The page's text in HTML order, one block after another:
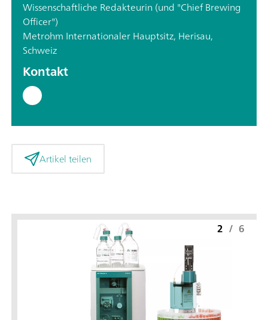
Wissenschaftliche Redakteurin (und "Chief Brewing
Officer")
Metrohm Internationaler Hauptsitz, Herisau,
Schweiz
Kontakt
Artikel teilen
2 / 6